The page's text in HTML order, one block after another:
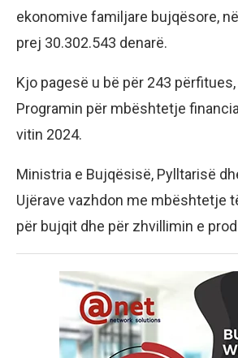
ekonomive familjare bujqësore,
prej 30.302.543 denarë.
Kjo pagesë u bë për 243
Programin për mbështetje
vitin 2024.
Ministria e Bujqësisë, Pylltarisë
Ujërave vazhdon me mbështetje
për bujqit dhe për zhvillimin e